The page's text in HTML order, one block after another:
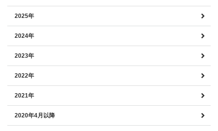
2025年
2024年
2023年
2022年
2021年
2020年4月以降